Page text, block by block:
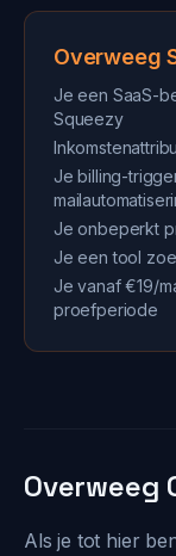
Overweeg
Je een SaaS-
Squeezy
Je billing-
Je onbeperkt
Je een tool
Je vanaf €19/
proefperiode
Overweeg
Als je tot hier